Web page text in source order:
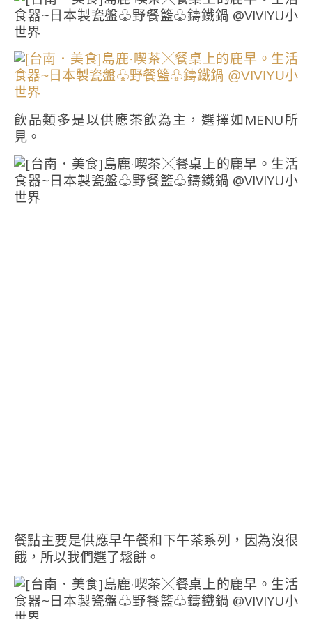
飲品類多是以供應茶飲為主，選擇如MENU所
見。
餐點主要是供應早午餐和下午茶系列，因為沒很
餓，所以我們選了鬆餅。